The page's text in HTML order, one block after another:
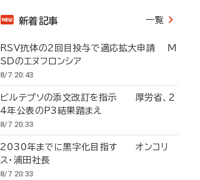
新着記事 一覧
RSV抗体の2回目投与で適応拡大申請 M
SDのエヌフロンシア
8/7 20:43
ビルテプソの添文改訂を指示 厚労省、2
4年公表のP3結果踏まえ
8/7 20:33
2030年までに黒字化目指す オンコリ
ス・浦田社長
8/7 20:33